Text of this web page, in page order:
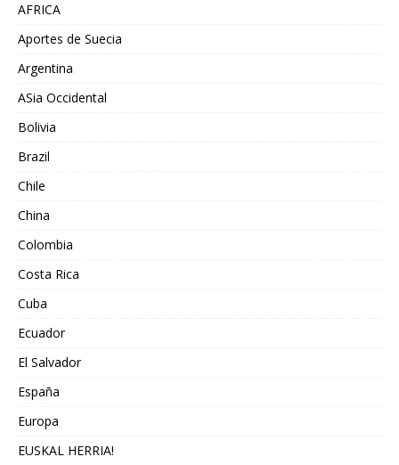
AFRICA
Aportes de Suecia
Argentina
ASia Occidental
Bolivia
Brazil
Chile
China
Colombia
Costa Rica
Cuba
Ecuador
El Salvador
España
Europa
EUSKAL HERRIA!